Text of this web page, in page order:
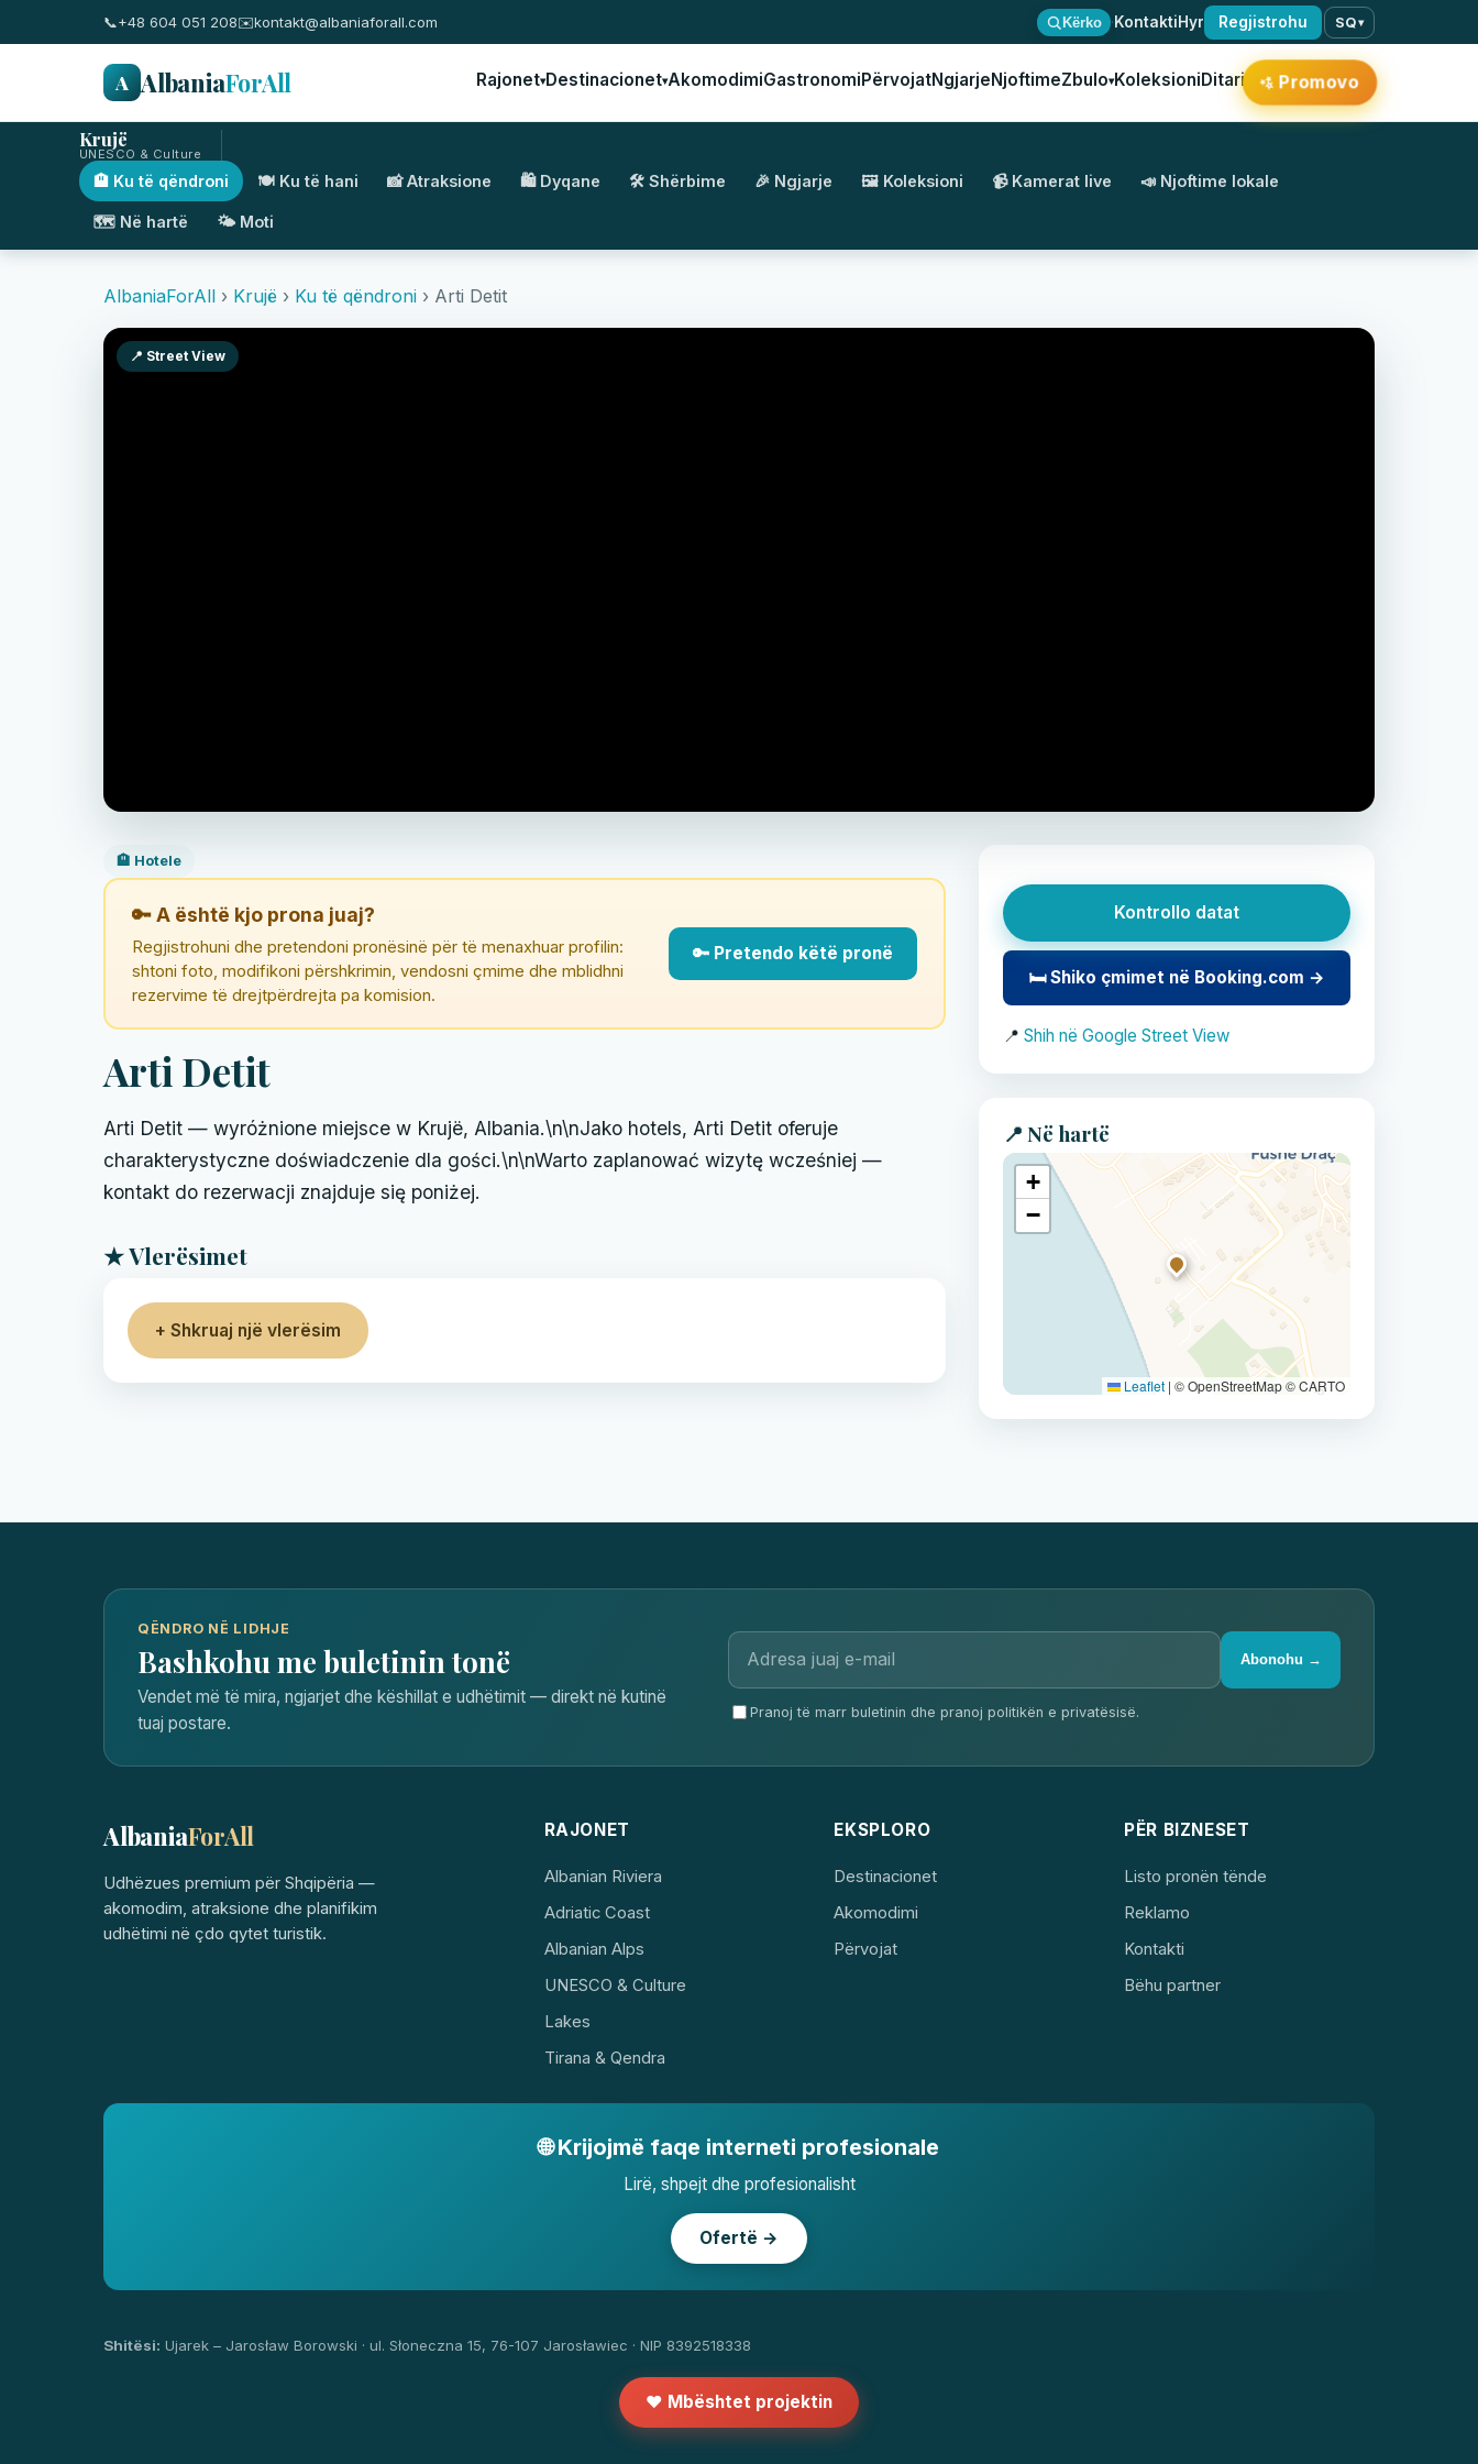
📞+48 604 051 208✉️kontakt@albaniaforall.com Kërko ·KontaktiHyr Regjistrohu SQ▾
A AlbaniaForAll Rajonet▾Destinacionet▾AkomodimiGastronomiPërvojatNgjarjeNjoftimeZbulo▾KoleksioniDitari ✨ Promovo
Krujë
UNESCO & Culture
🏨 Ku të qëndroni 🍽️ Ku të hani 📸 Atraksione 🛍️ Dyqane 🛠️ Shërbime 🎉 Ngjarje 🖼️ Koleksioni 📹 Kamerat live 📣 Njoftime lokale
🗺️ Në hartë 🌤️ Moti
AlbaniaForAll › Krujë › Ku të qëndroni › Arti Detit
📍 Street View
🏨 Hotele
🔑 A është kjo prona juaj?
Regjistrohuni dhe pretendoni pronësinë për të menaxhuar profilin:
shtoni foto, modifikoni përshkrimin, vendosni çmime dhe mblidhni
rezervime të drejtpërdrejta pa komision.
🔑 Pretendo këtë pronë
Arti Detit
Arti Detit — wyróżnione miejsce w Krujë, Albania.\n\nJako hotels, Arti Detit oferuje
charakterystyczne doświadczenie dla gości.\n\nWarto zaplanować wizytę wcześniej —
kontakt do rezerwacji znajduje się poniżej.
★ Vlerësimet
+ Shkruaj një vlerësim
Kontrollo datat
🛏 Shiko çmimet në Booking.com →
📍 Shih në Google Street View
📍 Në hartë
+
−
Leaflet | © OpenStreetMap © CARTO
QËNDRO NË LIDHJE
Bashkohu me buletinin tonë
Vendet më të mira, ngjarjet dhe këshillat e udhëtimit — direkt në kutinë
tuaj postare.
Abonohu →
Pranoj të marr buletinin dhe pranoj politikën e privatësisë.
AlbaniaForAll
Udhëzues premium për Shqipëria —
akomodim, atraksione dhe planifikim
udhëtimi në çdo qytet turistik.
RAJONET
Albanian Riviera
Adriatic Coast
Albanian Alps
UNESCO & Culture
Lakes
Tirana & Qendra
EKSPLORO
Destinacionet
Akomodimi
Përvojat
PËR BIZNESET
Listo pronën tënde
Reklamo
Kontakti
Bëhu partner
🌐 Krijojmë faqe interneti profesionale
Lirë, shpejt dhe profesionalisht
Ofertë →
Shitësi: Ujarek – Jarosław Borowski · ul. Słoneczna 15, 76-107 Jarosławiec · NIP 8392518338
❤️ Mbështet projektin